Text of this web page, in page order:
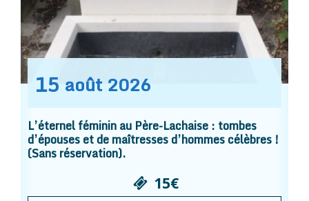
15 août 2026
L’éternel féminin au Père-Lachaise : tombes
d’épouses et de maîtresses d’hommes célèbres !
(Sans réservation).
15€